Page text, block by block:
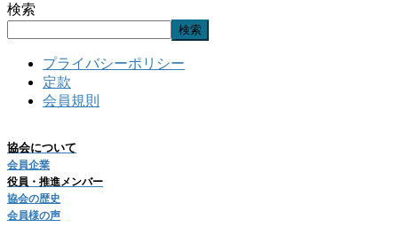
検索
検索
プライバシーポリシー
定款
会員規則
協会について
会員企業
役員・推進メンバー
協会の歴史
会員様の声